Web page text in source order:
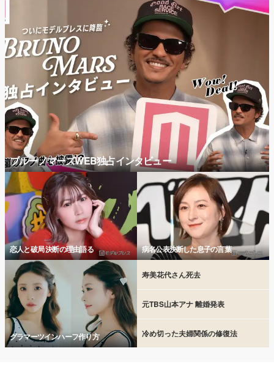
ブルーノマーズWEB独占インタビュー
恋人と破局 決断の理由語る 病名公表決断した息子の言葉
グラマーツインハーフ作り方
寿美花代さん死去
元TBS山本アナ 離婚発表
冷め切った夫婦関係の修復法